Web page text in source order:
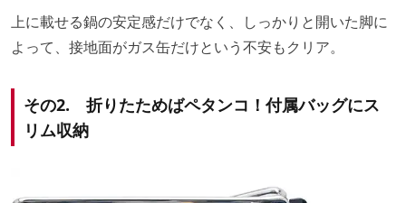
上に載せる鍋の安定感だけでなく、しっかりと開いた脚に
よって、接地面がガス缶だけという不安もクリア。
その2. 折りたためばペタンコ！付属バッグにス
リム収納